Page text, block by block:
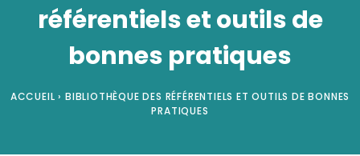
référentiels et outils de
bonnes pratiques
ACCUEIL › BIBLIOTHÈQUE DES RÉFÉRENTIELS ET OUTILS DE BONNES
PRATIQUES